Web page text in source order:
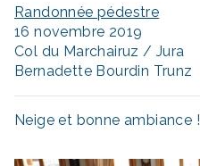
Randonnée pédestre
16 novembre 2019
Col du Marchairuz / Jura
Bernadette Bourdin Trunz
Neige et bonne ambiance !